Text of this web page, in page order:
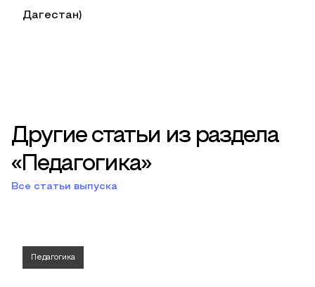
Дагестан)
Другие статьи из раздела
«Педагогика»
Все статьи выпуска
Педагогика